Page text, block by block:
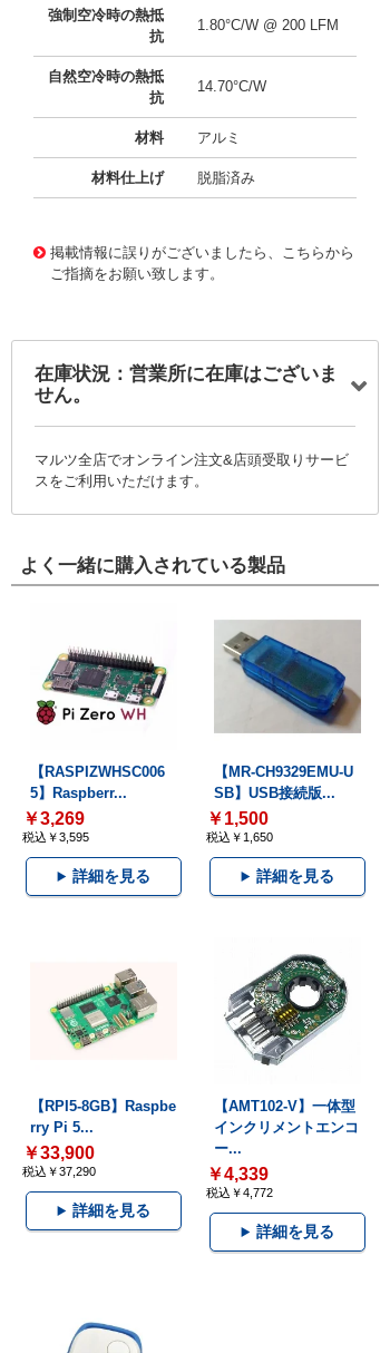
強制空冷時の熱抵
抗
1.80°C/W @ 200 LFM
自然空冷時の熱抵
抗
14.70°C/W
材料 アルミ
材料仕上げ 脱脂済み
掲載情報に誤りがございましたら、こちらから
ご指摘をお願い致します。
在庫状況：営業所に在庫はございま
せん。
マルツ全店でオンライン注文&店頭受取りサービ
スをご利用いただけます。
よく一緒に購入されている製品
【RASPIZWHSC006
5】Raspberr...
￥3,269
税込￥3,595
詳細を見る
【MR-CH9329EMU-U
SB】USB接続版...
￥1,500
税込￥1,650
詳細を見る
【RPI5-8GB】Raspbe
rry Pi 5...
￥33,900
税込￥37,290
詳細を見る
【AMT102-V】一体型
インクリメントエンコ
ー...
￥4,339
税込￥4,772
詳細を見る